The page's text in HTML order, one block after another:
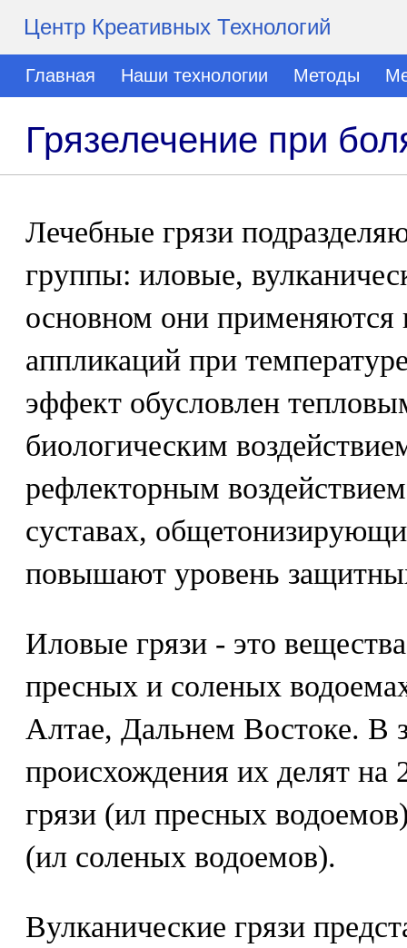
Центр Креативных Технологий
Главная Наши технологии Методы
Грязелечение при
Лечебные грязи
группы: иловые,
основном они применяются
аппликаций при
эффект обусловлен
биологическим
рефлекторным
суставах,
повышают уровень
Иловые грязи - это
пресных и соленых
Алтае, Дальнем Востоке. В
происхождения их делят на
грязи (ил пресных
(ил соленых водоемов).
Вулканические грязи